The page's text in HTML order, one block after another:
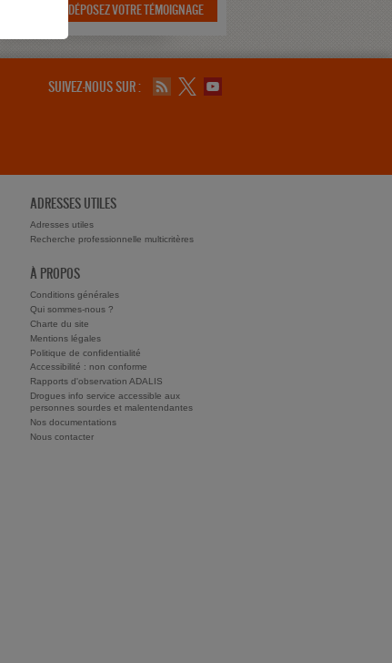
DÉPOSEZ VOTRE TÉMOIGNAGE
SUIVEZ-NOUS SUR :
ADRESSES UTILES
Adresses utiles
Recherche professionnelle multicritères
À PROPOS
Conditions générales
Qui sommes-nous ?
Charte du site
Mentions légales
Politique de confidentialité
Accessibilité : non conforme
Rapports d'observation ADALIS
Drogues info service accessible aux
personnes sourdes et malentendantes
Nos documentations
Nous contacter